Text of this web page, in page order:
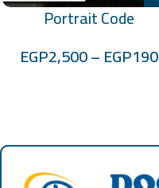
Portrait Code
EGP190
–
EGP2,500